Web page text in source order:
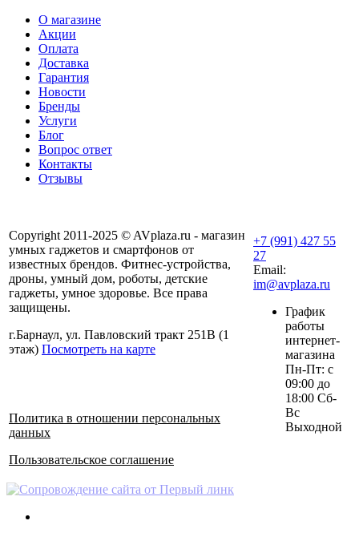
О магазине
Акции
Оплата
Доставка
Гарантия
Новости
Бренды
Услуги
Блог
Вопрос ответ
Контакты
Отзывы
Copyright 2011-2025 © AVplaza.ru - магазин
умных гаджетов и смартфонов от
известных брендов. Фитнес-устройства,
дроны, умный дом, роботы, детские
гаджеты, умное здоровье. Все права
защищены.
г.Барнаул, ул. Павловский тракт 251В (1
этаж) Посмотреть на карте
Политика в отношении персональных
данных
Пользовательское соглашение
+7 (991) 427 55
27
Email:
im@avplaza.ru
График
работы
интернет-
магазина
Пн-Пт: с
09:00 до
18:00 Сб-
Вс
Выходной